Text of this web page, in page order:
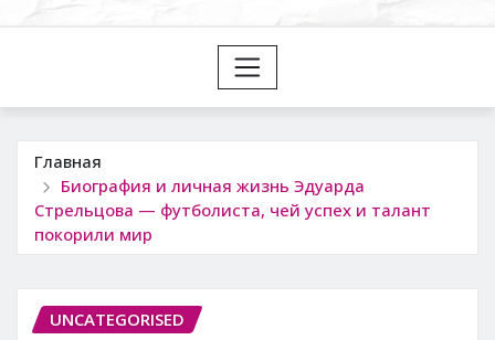
Главная
Биография и личная жизнь Эдуарда
Стрельцова — футболиста, чей успех и талант
покорили мир
UNCATEGORISED